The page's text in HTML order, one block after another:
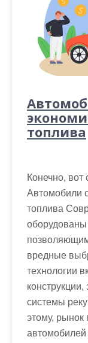
топлива
Конечно, вот
Автомобили
топлива
вредные
технологии
системы
этому, рынок
автомобилей